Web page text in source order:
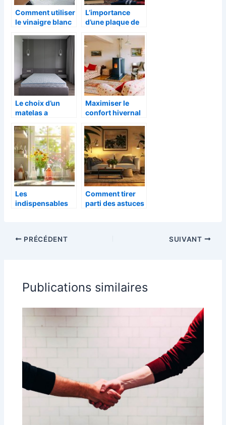
Comment utiliser
le vinaigre blanc
maison ?
L’importance
d’une plaque de
poele a bois
Le choix d’un
matelas a
forme
Maximiser le
confort hivernal
rénovation
intelligente et
une chaleur
optimale
Les
indispensables
font la différence
Comment tirer
parti des astuces
PRÉCÉDENT SUIVANT
Publications similaires